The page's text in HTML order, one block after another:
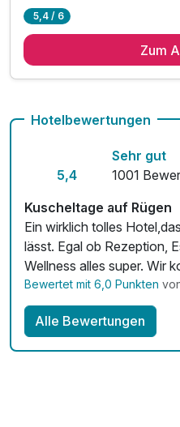
4 x reichhaltiges Frühstück
inkl. Nutzung von
5,4 / 6
Zum
Hotelbewertungen
5,4
Sehr gut
1001
Kuscheltage auf Rügen
Ein wirklich tolles
lässt. Egal ob Rezeption, Essen,Zimmer, Parkanlagen,
Wellness alles super. Wir
Bewertet mit 6,0 Punkten
Alle Bewertungen